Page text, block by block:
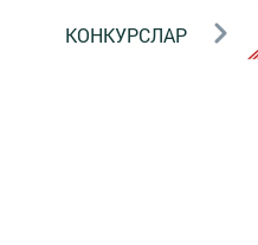
КОНКУРСЛАР